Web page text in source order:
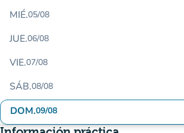
MIÉ.05/08
JUE.06/08
VIE.07/08
SÁB.08/08
DOM.09/08